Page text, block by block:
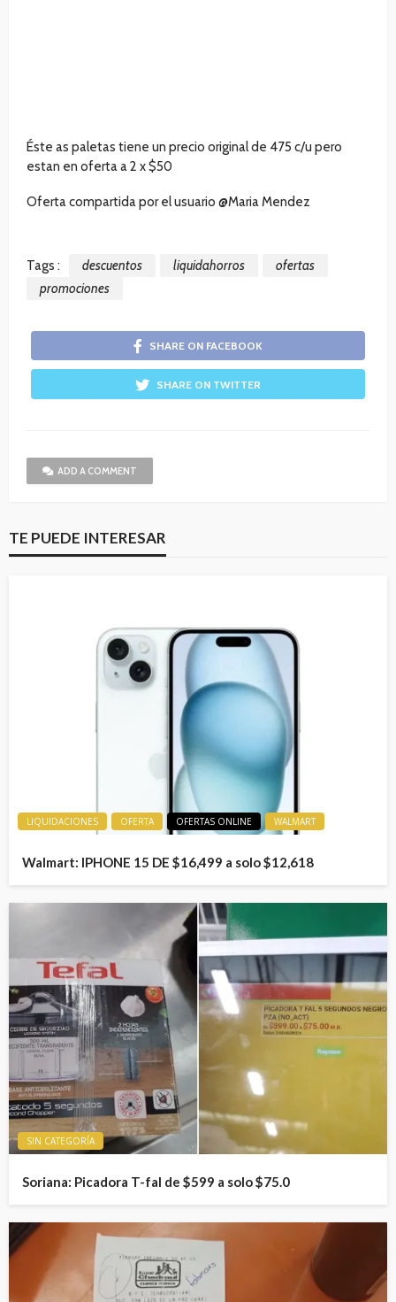
Éste as paletas tiene un precio original de 475 c/u pero
estan en oferta a 2 x $50
Oferta compartida por el usuario @Maria Mendez
Tags : descuentos liquidahorros
ofertas
promociones
SHARE ON FACEBOOK
SHARE ON TWITTER
ADD A COMMENT
TE PUEDE INTERESAR
LIQUIDACIONES OFERTA OFERTAS ONLINE WALMART
Walmart: IPHONE 15 DE $16,499 a solo $12,618
SIN CATEGORÍA
Soriana: Picadora T-fal de $599 a solo $75.0